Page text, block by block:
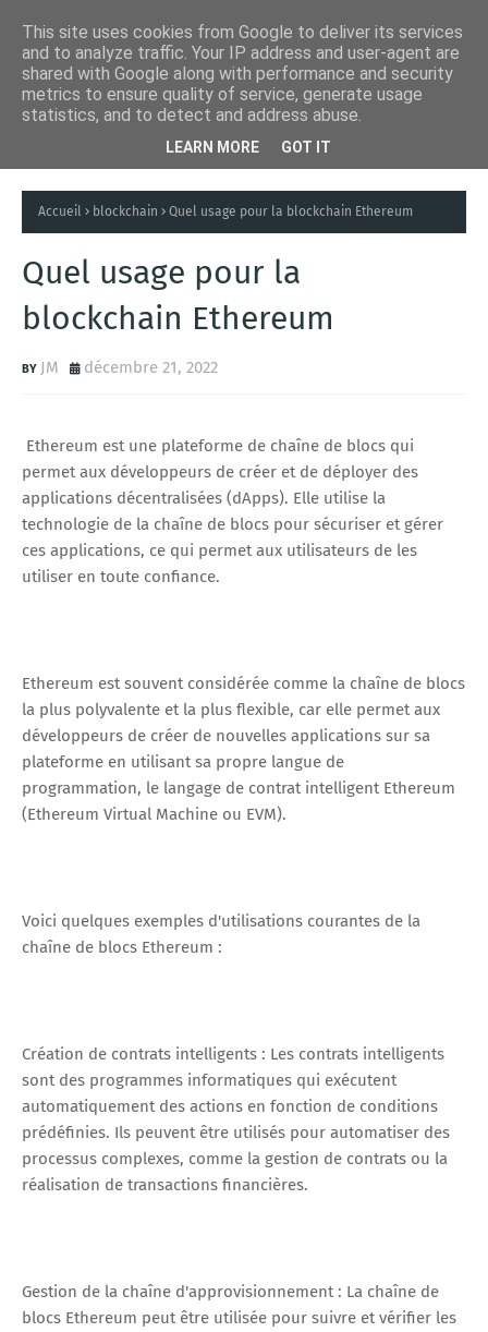
Accueil blockchain Quel usage pour la blockchain Ethereum
Quel usage pour la
blockchain Ethereum
JM décembre 21, 2022
Ethereum est une plateforme de chaîne de blocs qui
permet aux développeurs de créer et de déployer des
applications décentralisées (dApps). Elle utilise la
technologie de la chaîne de blocs pour sécuriser et gérer
ces applications, ce qui permet aux utilisateurs de les
utiliser en toute confiance.
Ethereum est souvent considérée comme la chaîne de blocs
la plus polyvalente et la plus flexible, car elle permet aux
développeurs de créer de nouvelles applications sur sa
plateforme en utilisant sa propre langue de
programmation, le langage de contrat intelligent Ethereum
(Ethereum Virtual Machine ou EVM).
Voici quelques exemples d'utilisations courantes de la
chaîne de blocs Ethereum :
Création de contrats intelligents : Les contrats intelligents
sont des programmes informatiques qui exécutent
automatiquement des actions en fonction de conditions
prédéfinies. Ils peuvent être utilisés pour automatiser des
processus complexes, comme la gestion de contrats ou la
réalisation de transactions financières.
Gestion de la chaîne d'approvisionnement : La chaîne de
blocs Ethereum peut être utilisée pour suivre et vérifier les
This site uses cookies from Google to deliver its services
and to analyze traffic. Your IP address and user-agent are
shared with Google along with performance and security
metrics to ensure quality of service, generate usage
statistics, and to detect and address abuse.
LEARN MORE GOT IT